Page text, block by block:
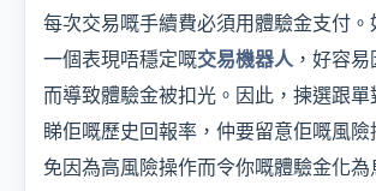
每次交易嘅手續費必須用體驗金支付
一個表現唔穩定嘅交易機器人 ，好容
而導致體驗金被扣光。因此，揀選跟
睇佢嘅歷史回報率，仲要留意佢嘅風
免因為高風險操作而令你嘅體驗金化為